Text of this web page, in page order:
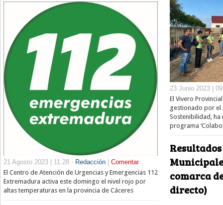
21 Agosto 2023 | 11:28 - Redacción| Comentar
El Centro de Atención de Urgencias y Emergencias 112
Extremadura activa este domingo el nivel rojo por
altas temperaturas en la provincia de Cáceres
23 Junio 2023 |
El Vivero
gestionado por el
Sostenibilidad, ha
programa
comarca
directo)